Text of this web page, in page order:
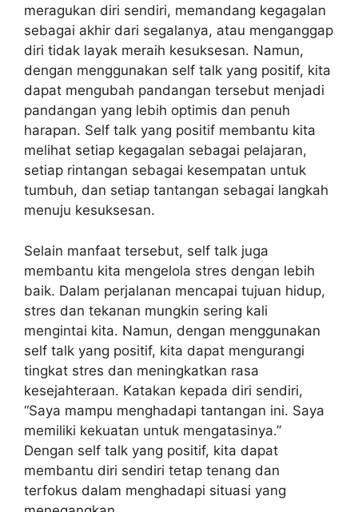
meragukan diri sendiri, memandang kegagalan
sebagai akhir dari segalanya, atau menganggap
diri tidak layak meraih kesuksesan. Namun,
dengan menggunakan self talk yang positif, kita
dapat mengubah pandangan tersebut menjadi
pandangan yang lebih optimis dan penuh
harapan. Self talk yang positif membantu kita
melihat setiap kegagalan sebagai pelajaran,
setiap rintangan sebagai kesempatan untuk
tumbuh, dan setiap tantangan sebagai langkah
menuju kesuksesan.
Selain manfaat tersebut, self talk juga
membantu kita mengelola stres dengan lebih
baik. Dalam perjalanan mencapai tujuan hidup,
stres dan tekanan mungkin sering kali
mengintai kita. Namun, dengan menggunakan
self talk yang positif, kita dapat mengurangi
tingkat stres dan meningkatkan rasa
kesejahteraan. Katakan kepada diri sendiri,
“Saya mampu menghadapi tantangan ini. Saya
memiliki kekuatan untuk mengatasinya.”
Dengan self talk yang positif, kita dapat
membantu diri sendiri tetap tenang dan
terfokus dalam menghadapi situasi yang